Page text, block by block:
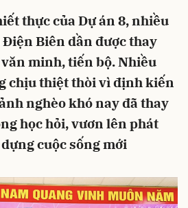
thực của Dự án 8, nhiều
Điện Biên dần được thay
minh, tiến bộ. Nhiều
chịu thiệt thòi vì định kiến
nghèo khó nay đã thay
học hỏi, vươn lên phát
cuộc sống mới
Hủy Gửi